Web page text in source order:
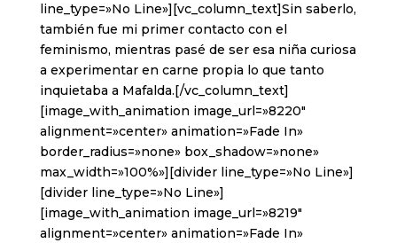
line_type=»No Line»][vc_column_text]Sin saberlo,
también fue mi primer contacto con el
feminismo, mientras pasé de ser esa niña curiosa
a experimentar en carne propia lo que tanto
inquietaba a Mafalda.[/vc_column_text]
[image_with_animation image_url=»8220″
alignment=»center» animation=»Fade In»
border_radius=»none» box_shadow=»none»
max_width=»100%»][divider line_type=»No Line»]
[divider line_type=»No Line»]
[image_with_animation image_url=»8219″
alignment=»center» animation=»Fade In»